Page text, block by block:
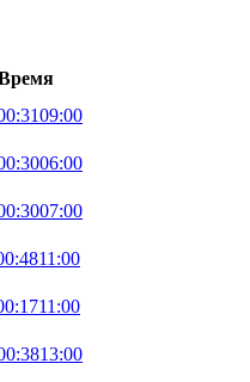
09:00
06:00
07:00
11:00
11:00
13:00